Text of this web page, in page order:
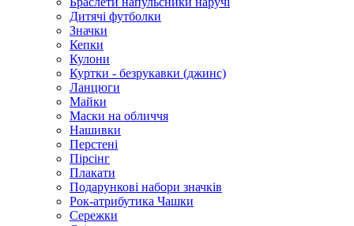
Дитячі футболки
Значки
Кепки
Кулони
Куртки - безрукавки (джинс)
Ланцюги
Майки
Маски на обличчя
Нашивки
Перстені
Пірсінг
Плакати
Подарункові набори значків
Рок-атрибутика Чашки
Сережки